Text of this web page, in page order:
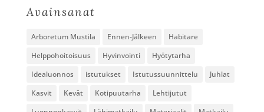
Avainsanat
Arboretum Mustila Ennen-Jälkeen
Habitare
Helppohoitoisuus
Hyvinvointi
Hyötytarha
Idealuonnos
istutukset Istutussuunnittelu
Juhlat
Kasvit
Kevät Kotipuutarha
Lehtijutut